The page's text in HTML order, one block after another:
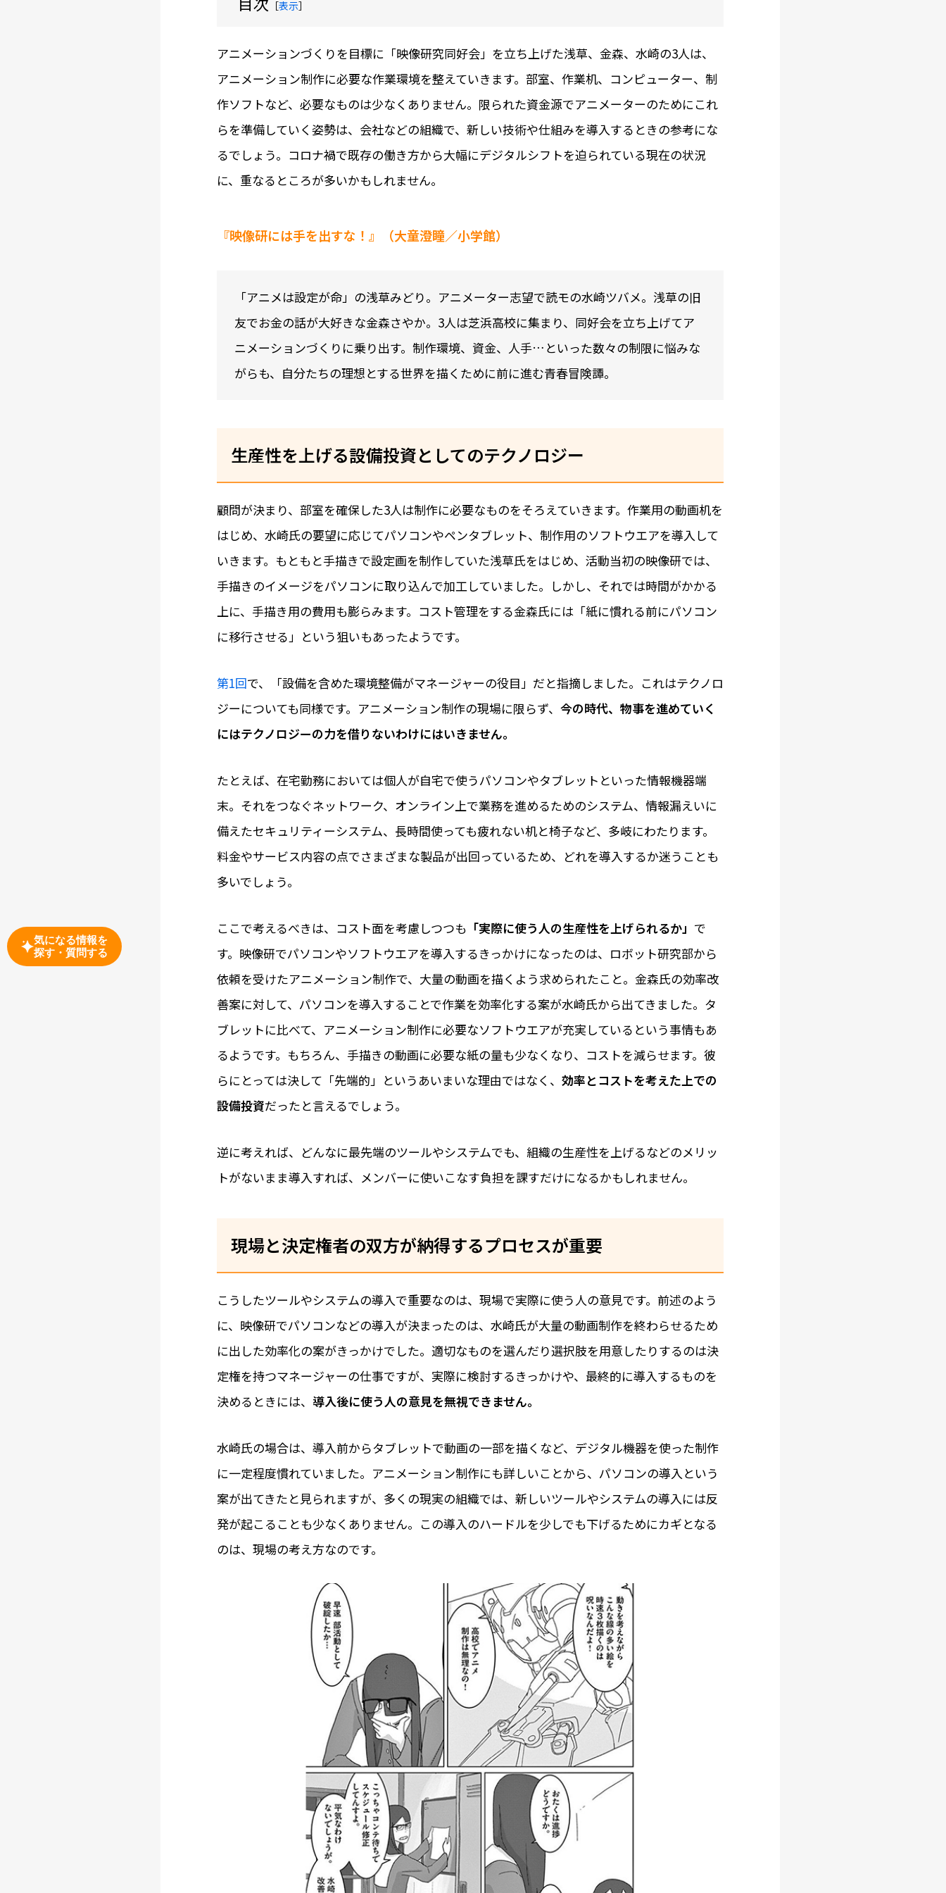
［表示］
アニメーションづくりを目標に「映像研究同好会」を立ち上げた浅草、金森、水崎の3人は、
アニメーション制作に必要な作業環境を整えていきます。部室、作業机、コンピューター、制
作ソフトなど、必要なものは少なくありません。限られた資金源でアニメーターのためにこれ
らを準備していく姿勢は、会社などの組織で、新しい技術や仕組みを導入するときの参考にな
るでしょう。コロナ禍で既存の働き方から大幅にデジタルシフトを迫られている現在の状況
に、重なるところが多いかもしれません。
『映像研には手を出すな！』（大童澄瞳／小学館）
「アニメは設定が命」の浅草みどり。アニメーター志望で読モの水崎ツバメ。浅草の旧
友でお金の話が大好きな金森さやか。3人は芝浜高校に集まり、同好会を立ち上げてア
ニメーションづくりに乗り出す。制作環境、資金、人手…といった数々の制限に悩みな
がらも、自分たちの理想とする世界を描くために前に進む青春冒険譚。
生産性を上げる設備投資としてのテクノロジー
顧問が決まり、部室を確保した3人は制作に必要なものをそろえていきます。作業用の動画机を
はじめ、水崎氏の要望に応じてパソコンやペンタブレット、制作用のソフトウエアを導入して
いきます。もともと手描きで設定画を制作していた浅草氏をはじめ、活動当初の映像研では、
手描きのイメージをパソコンに取り込んで加工していました。しかし、それでは時間がかかる
上に、手描き用の費用も膨らみます。コスト管理をする金森氏には「紙に慣れる前にパソコン
に移行させる」という狙いもあったようです。
第1回で、「設備を含めた環境整備がマネージャーの役目」だと指摘しました。これはテクノロ
ジーについても同様です。アニメーション制作の現場に限らず、 今の時代、物事を進めていく
にはテクノロジーの力を借りないわけにはいきません。
たとえば、在宅勤務においては個人が自宅で使うパソコンやタブレットといった情報機器端
末。それをつなぐネットワーク、オンライン上で業務を進めるためのシステム、情報漏えいに
備えたセキュリティーシステム、長時間使っても疲れない机と椅子など、多岐にわたります。
料金やサービス内容の点でさまざまな製品が出回っているため、どれを導入するか迷うことも
多いでしょう。
ここで考えるべきは、コスト面を考慮しつつも 「実際に使う人の生産性を上げられるか」 で
す。映像研でパソコンやソフトウエアを導入するきっかけになったのは、ロボット研究部から
依頼を受けたアニメーション制作で、大量の動画を描くよう求められたこと。金森氏の効率改
善案に対して、パソコンを導入することで作業を効率化する案が水崎氏から出てきました。タ
ブレットに比べて、アニメーション制作に必要なソフトウエアが充実しているという事情もあ
るようです。もちろん、手描きの動画に必要な紙の量も少なくなり、コストを減らせます。彼
らにとっては決して「先端的」というあいまいな理由ではなく、 効率とコストを考えた上での
設備投資だったと言えるでしょう。
逆に考えれば、どんなに最先端のツールやシステムでも、組織の生産性を上げるなどのメリッ
トがないまま導入すれば、メンバーに使いこなす負担を課すだけになるかもしれません。
現場と決定権者の双方が納得するプロセスが重要
こうしたツールやシステムの導入で重要なのは、現場で実際に使う人の意見です。前述のよう
に、映像研でパソコンなどの導入が決まったのは、水崎氏が大量の動画制作を終わらせるため
に出した効率化の案がきっかけでした。適切なものを選んだり選択肢を用意したりするのは決
定権を持つマネージャーの仕事ですが、実際に検討するきっかけや、最終的に導入するものを
決めるときには、 導入後に使う人の意見を無視できません。
水崎氏の場合は、導入前からタブレットで動画の一部を描くなど、デジタル機器を使った制作
に一定程度慣れていました。アニメーション制作にも詳しいことから、パソコンの導入という
案が出てきたと見られますが、多くの現実の組織では、新しいツールやシステムの導入には反
発が起こることも少なくありません。この導入のハードルを少しでも下げるためにカギとなる
のは、現場の考え方なのです。
気になる情報を
探す・質問する